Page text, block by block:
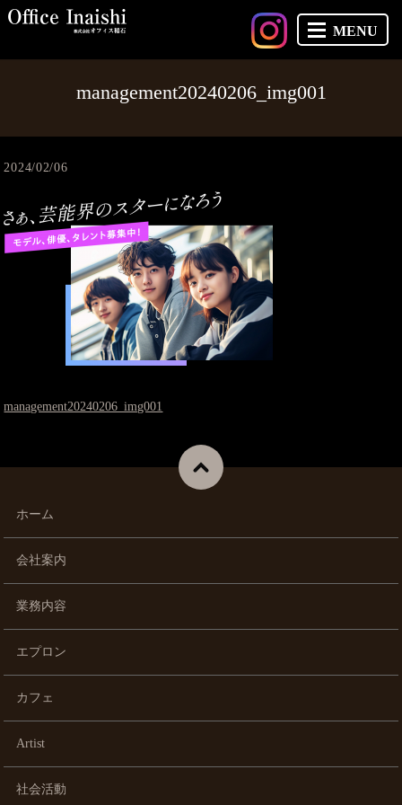
MENU
management20240206_img001
2024/02/06
management20240206_img001
ホーム
会社案内
業務内容
エプロン
カフェ
Artist
社会活動